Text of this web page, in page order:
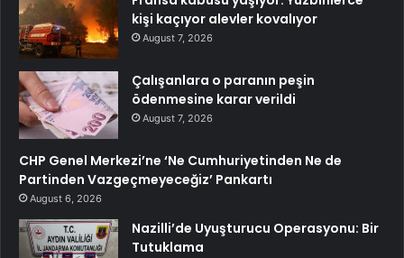
kişi kaçıyor alevler kovalıyor
August 7, 2026
Çalışanlara o paranın peşin
ödenmesine karar verildi
August 7, 2026
CHP Genel Merkezi’ne ‘Ne Cumhuriyetinden Ne de
Partinden Vazgeçmeyeceğiz’ Pankartı
August 6, 2026
Nazilli’de Uyuşturucu Operasyonu: Bir
Tutuklama